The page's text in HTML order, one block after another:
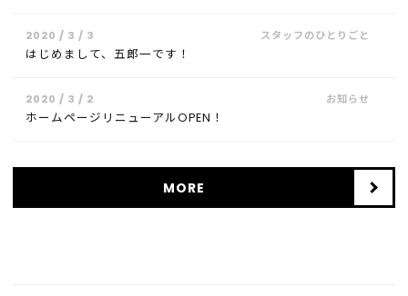
2020 / 3 / 3
はじめまして、五郎一です！
2020 / 3 / 2
ホームページリニューアルOPEN！
MORE